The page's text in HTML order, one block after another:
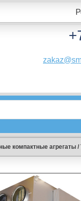
компактные агрегаты /